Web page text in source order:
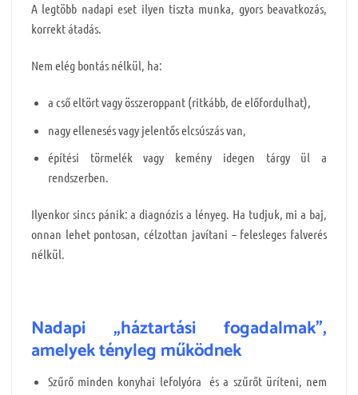
A legtöbb nadapi eset ilyen tiszta munka, gyors beavatkozás,
korrekt átadás.
Nem elég bontás nélkül, ha:
a cső eltört vagy összeroppant (ritkább, de előfordulhat),
nagy ellenesés vagy jelentős elcsúszás van,
építési törmelék vagy kemény idegen tárgy ül a
rendszerben.
Ilyenkor sincs pánik: a diagnózis a lényeg. Ha tudjuk, mi a baj,
onnan lehet pontosan, célzottan javítani – felesleges falverés
nélkül.
Nadapi „háztartási fogadalmak”,
amelyek tényleg működnek
Szűrő minden konyhai lefolyóra és a szűrőt üríteni, nem